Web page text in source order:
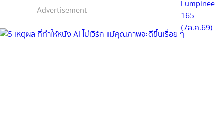
Advertisement